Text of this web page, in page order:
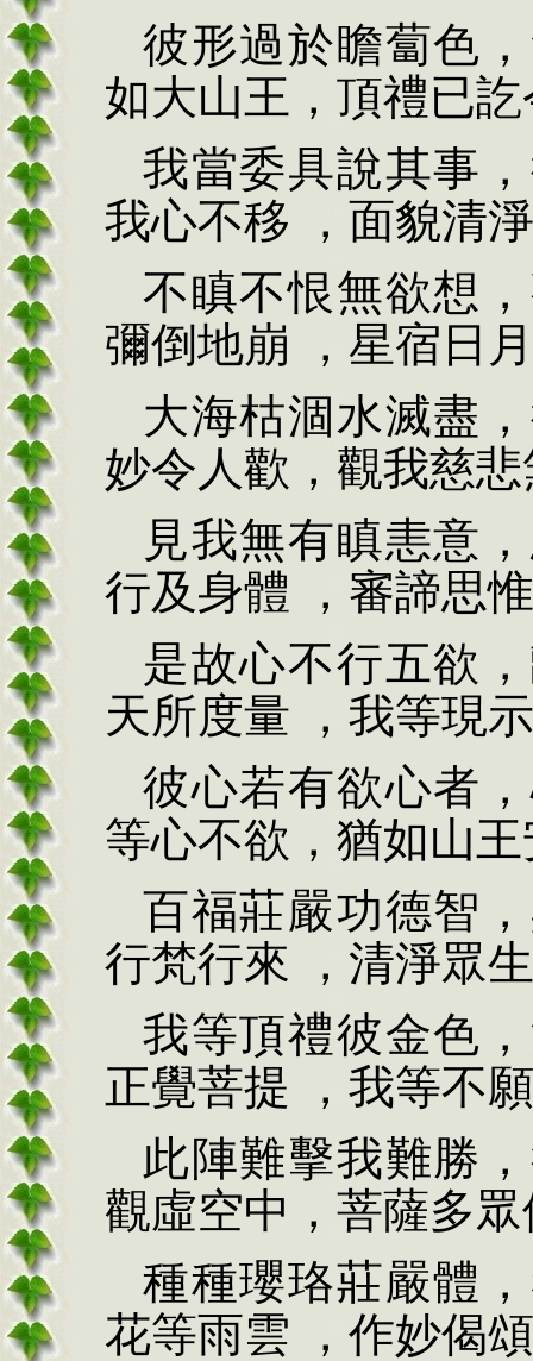
彼形過於瞻蔔色
如大山王，頂禮已
我當委具說其事
我心不移 ，面貌清
不瞋不恨無欲想
彌倒地崩 ，星宿日
大海枯涸水滅盡
妙令人歡，觀我慈
見我無有瞋恚意
行及身體 ，審諦思
是故心不行五欲
天所度量 ，我等現
彼心若有欲心者
等心不欲，猶如山
百福莊嚴功德智
行梵行來 ，清淨眾
我等頂禮彼金色
正覺菩提 ，我等不
此陣難擊我難勝
觀虛空中，菩薩多
種種瓔珞莊嚴體
花等雨雲 ，作妙偈